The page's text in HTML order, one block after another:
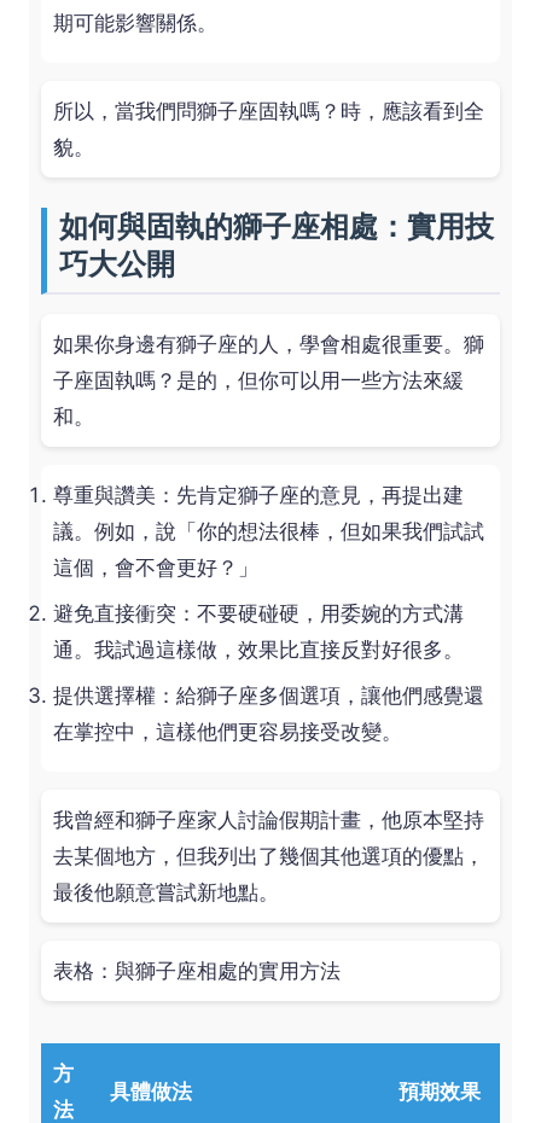
期可能影響關係。
所以，當我們問獅子座固執嗎？時，應該看到全
貌。
如何與固執的獅子座相處：實用技
巧大公開
如果你身邊有獅子座的人，學會相處很重要。獅
子座固執嗎？是的，但你可以用一些方法來緩
和。
尊重與讚美：先肯定獅子座的意見，再提出建
議。例如，說「你的想法很棒，但如果我們試試
這個，會不會更好？」
避免直接衝突：不要硬碰硬，用委婉的方式溝
通。我試過這樣做，效果比直接反對好很多。
提供選擇權：給獅子座多個選項，讓他們感覺還
在掌控中，這樣他們更容易接受改變。
我曾經和獅子座家人討論假期計畫，他原本堅持
去某個地方，但我列出了幾個其他選項的優點，
最後他願意嘗試新地點。
表格：與獅子座相處的實用方法
方
法
具體做法 預期效果